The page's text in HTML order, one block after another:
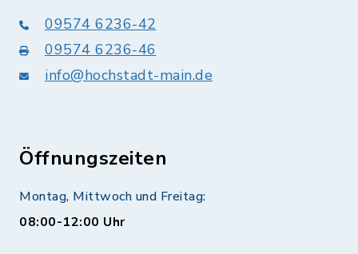
09574 6236-42
09574 6236-46
info@hochstadt-main.de
Öffnungszeiten
Montag, Mittwoch und Freitag:
08:00-12:00 Uhr